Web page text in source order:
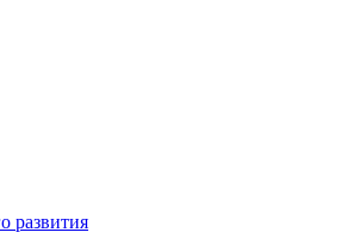
развития